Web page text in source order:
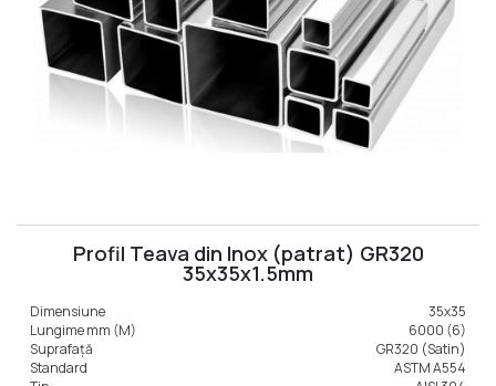
Profil Teava din Inox (patrat) GR320
35x35x1.5mm
Dimensiune
35x35
Lungime mm (M)
6000 (6)
Suprafață
GR320 (Satin)
Standard
ASTM A554